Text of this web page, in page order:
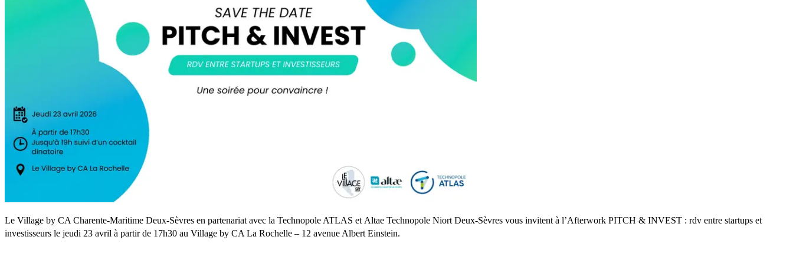
Le Village by CA Charente-Maritime Deux-Sèvres en partenariat avec la Technopole ATLAS et Altae Technopole Niort Deux-Sèvres vous invitent à l’Afterwork PITCH & INVEST : rdv entre startups et
investisseurs le jeudi 23 avril à partir de 17h30 au Village by CA La Rochelle – 12 avenue Albert Einstein.